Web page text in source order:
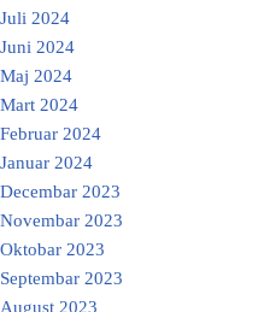
Juli 2024
Juni 2024
Maj 2024
Mart 2024
Februar 2024
Januar 2024
Decembar 2023
Novembar 2023
Oktobar 2023
Septembar 2023
August 2023